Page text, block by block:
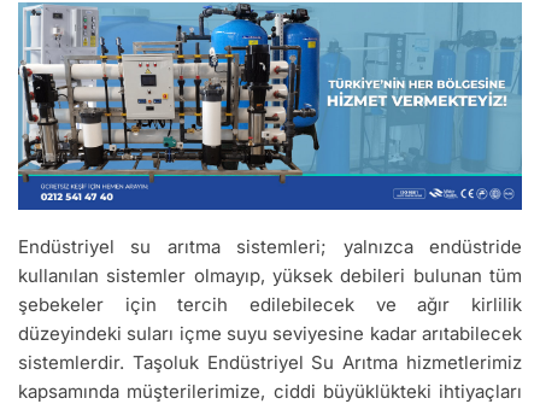
Endüstriyel su arıtma sistemleri; yalnızca endüstride
kullanılan sistemler olmayıp, yüksek debileri bulunan tüm
şebekeler için tercih edilebilecek ve ağır kirlilik
düzeyindeki suları içme suyu seviyesine kadar arıtabilecek
sistemlerdir. Taşoluk Endüstriyel Su Arıtma hizmetlerimiz
kapsamında müşterilerimize, ciddi büyüklükteki ihtiyaçları